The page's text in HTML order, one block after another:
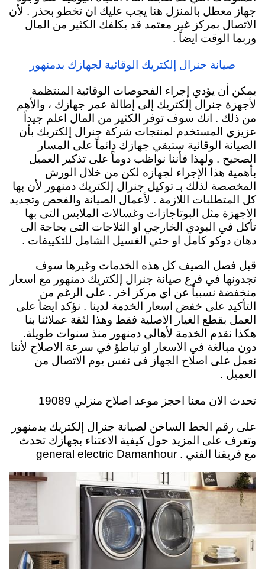
جهاز معطل بالمنزل هنا يجب عليك ان تخطو بحذر . لأن
الاتصال بمركز غير معتمد قد يكلفك الكثير من المال
وربما الوقت ايضاً .
صيانة جنرال إلكتريك الوقائية لجهازك بدمنهور
يمكن أن يؤدي إجراء الفحوصات الوقائية المنتظمة
لأجهزة جنرال إلكتريك إلى إطالة عمر جهازك ، والأهم
من ذلك . انك سوف توفر الكثير من المال اعلم جيداً
عزيزي المستخدم لمنتجات شركة جنرال إلكتريك بأن
الصيانة الوقائية ستبقي جهازك دائماً على المسار
الصحيح . ولهذا فأننا نواظب دوماً على تذكير العميل
بأهمية هذا الإجراء لجهازه لكن من خلال الورش
المخصصة لذلك بـ توكيل جنرال إلكتريك دمنهور لأن بها
كل المتطلبات اللازمة . لأعمال الصيانة والفحص وتجديد
الاجهزة مثل البوتاجازات وغسالات الملابس التى بها
تأكل في البودي الخارجي او الثلاجات التى بحاجة الى
دهان دوكو كامل او حتي الغسيل الشامل للتكييفات .
قبل فصل الصيف كل هذه الخدمات وغيرها سوف
تجدونها في فرع صيانة جنرال إلكتريك دمنهور مع اسعار
منخفضة نسبياً عن اي مركز اخر . على الرغم من
التأكيد على خفض اسعار الخدمة لدينا . نؤكد ايضاً على
العمل بقطع الغيار الاصلية فقط وهذا لثقة عملائنا بنا
هكذا نقدم الخدمة لأهالي دمنهور منذ سنوات طويلة.
دون مبالغة في الاسعار او تباطؤ في سرعة الاصلاح لأننا
نعمل على اصلاح الجهاز فى نفس يوم الاتصال من
العميل .
تحدث الان معنا احجز موعد اصلاح منزلي 19089
على رقم الخط الساخن لصيانة جنرال إلكتريك بدمنهور
وتعرف على المزيد حول كيفية الاعتناء بجهازك تحدث
مع فريقنا الفني . general electric Damanhour